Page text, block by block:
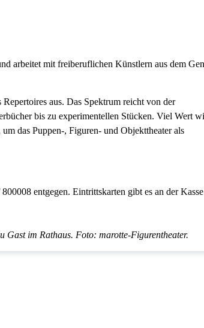
arbeitet mit freiberuflichen Künstlern aus dem
aus. Das Spektrum reicht von der
bis zu experimentellen Stücken. Viel Wert
das Puppen-, Figuren- und Objekttheater als
entgegen. Eintrittskarten gibt es an der Kasse
Gast im Rathaus. Foto: marotte-Figurentheater.